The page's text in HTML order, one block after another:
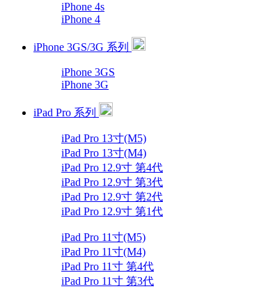
iPhone 4s
iPhone 4
iPhone 3GS/3G 系列
iPhone 3GS
iPhone 3G
iPad Pro 系列
iPad Pro 13寸(M5)
iPad Pro 13寸(M4)
iPad Pro 12.9寸 第4代
iPad Pro 12.9寸 第3代
iPad Pro 12.9寸 第2代
iPad Pro 12.9寸 第1代
iPad Pro 11寸(M5)
iPad Pro 11寸(M4)
iPad Pro 11寸 第4代
iPad Pro 11寸 第3代